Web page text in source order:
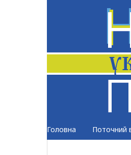
Головна Поточний